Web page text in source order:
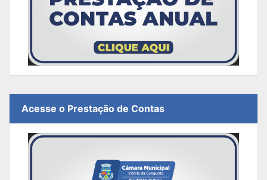
Acesse o Prestação de Contas